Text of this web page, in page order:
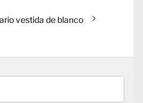
vestida de blanco